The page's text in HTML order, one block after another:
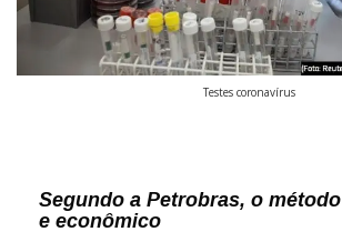
Testes coronavírus
Segundo a Petrobras, o
e econômico